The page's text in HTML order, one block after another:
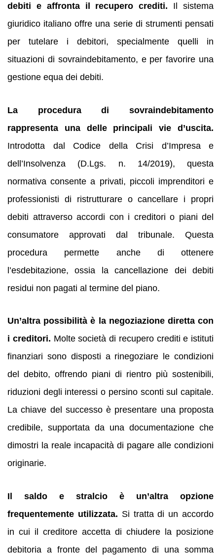
debiti e affronta il recupero crediti. Il sistema
giuridico italiano offre una serie di strumenti pensati
per tutelare i debitori, specialmente quelli in
situazioni di sovraindebitamento, e per favorire una
gestione equa dei debiti.
La procedura di sovraindebitamento
rappresenta una delle principali vie d’uscita.
Introdotta dal Codice della Crisi d’Impresa e
dell’Insolvenza (D.Lgs. n. 14/2019), questa
normativa consente a privati, piccoli imprenditori e
professionisti di ristrutturare o cancellare i propri
debiti attraverso accordi con i creditori o piani del
consumatore approvati dal tribunale. Questa
procedura permette anche di ottenere
l’esdebitazione, ossia la cancellazione dei debiti
residui non pagati al termine del piano.
Un’altra possibilità è la negoziazione diretta con
i creditori. Molte società di recupero crediti e istituti
finanziari sono disposti a rinegoziare le condizioni
del debito, offrendo piani di rientro più sostenibili,
riduzioni degli interessi o persino sconti sul capitale.
La chiave del successo è presentare una proposta
credibile, supportata da una documentazione che
dimostri la reale incapacità di pagare alle condizioni
originarie.
Il saldo e stralcio è un’altra opzione
frequentemente utilizzata. Si tratta di un accordo
in cui il creditore accetta di chiudere la posizione
debitoria a fronte del pagamento di una somma